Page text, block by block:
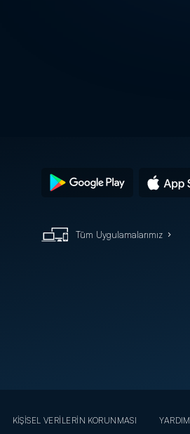
Tüm Uygulamalarımız
KİŞİSEL VERİLERİN KORUNMASI YARDIM